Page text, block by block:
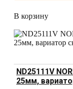
В корзину
ND25111V
25мм,